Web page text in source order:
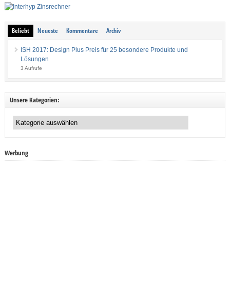
Beliebt Neueste Kommentare Archiv
ISH 2017: Design Plus Preis für 25 besondere Produkte und
Lösungen
3 Aufrufe
Unsere Kategorien:
Kategorien:
Werbung